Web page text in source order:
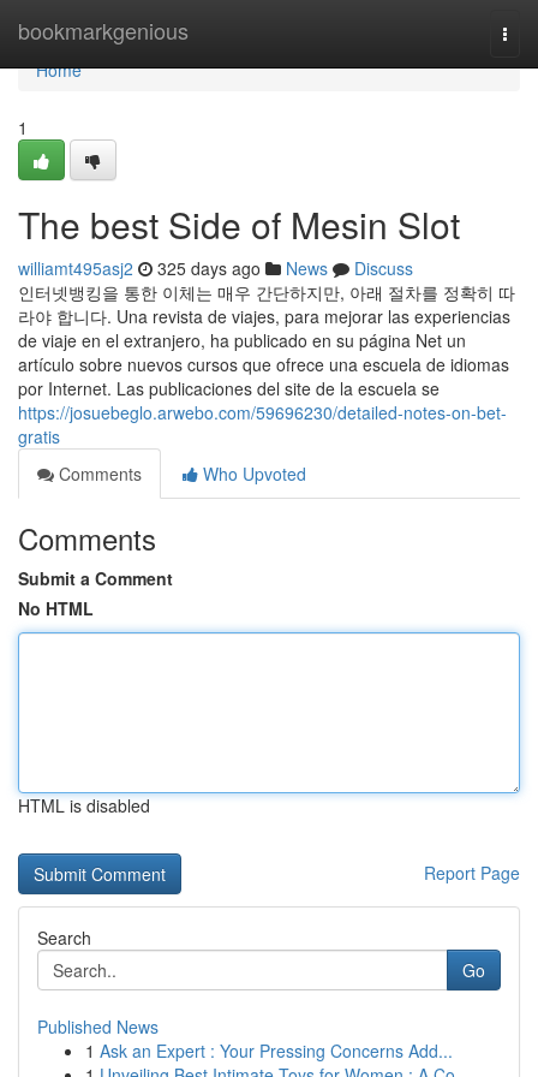
bookmarkgenious
Home
Home
1
The best Side of Mesin Slot
williamt495asj2 325 days ago News
Discuss
인터넷뱅킹을 통한 이체는 매우 간단하지만, 아래 절차를 정확히 따
라야 합니다. Una revista de viajes, para mejorar las experiencias
de viaje en el extranjero, ha publicado en su página Net un
artículo sobre nuevos cursos que ofrece una escuela de idiomas
por Internet. Las publicaciones del site de la escuela se
https://josuebeglo.arwebo.com/59696230/detailed-notes-on-bet-
gratis
Comments
Who Upvoted
Comments
Submit a Comment
No HTML
HTML is disabled
Report Page
Search
Go
Published News
1 Ask an Expert : Your Pressing Concerns Add...